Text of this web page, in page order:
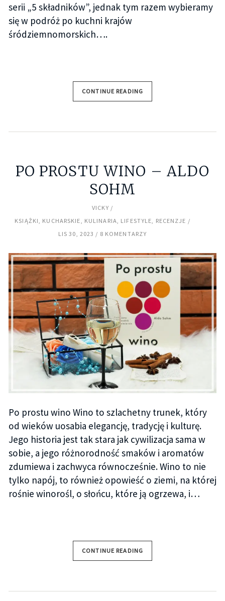
serii „5 składników”, jednak tym razem wybieramy
się w podróż po kuchni krajów
śródziemnomorskich….
CONTINUE READING
PO PROSTU WINO – ALDO
SOHM
VICKY
KSIĄŻKI, KUCHARSKIE, KULINARIA, LIFESTYLE, RECENZJE
LIS 30, 2023
8 KOMENTARZY
Po prostu wino Wino to szlachetny trunek, który
od wieków uosabia elegancję, tradycję i kulturę.
Jego historia jest tak stara jak cywilizacja sama w
sobie, a jego różnorodność smaków i aromatów
zdumiewa i zachwyca równocześnie. Wino to nie
tylko napój, to również opowieść o ziemi, na której
rośnie winorośl, o słońcu, które ją ogrzewa, i…
CONTINUE READING